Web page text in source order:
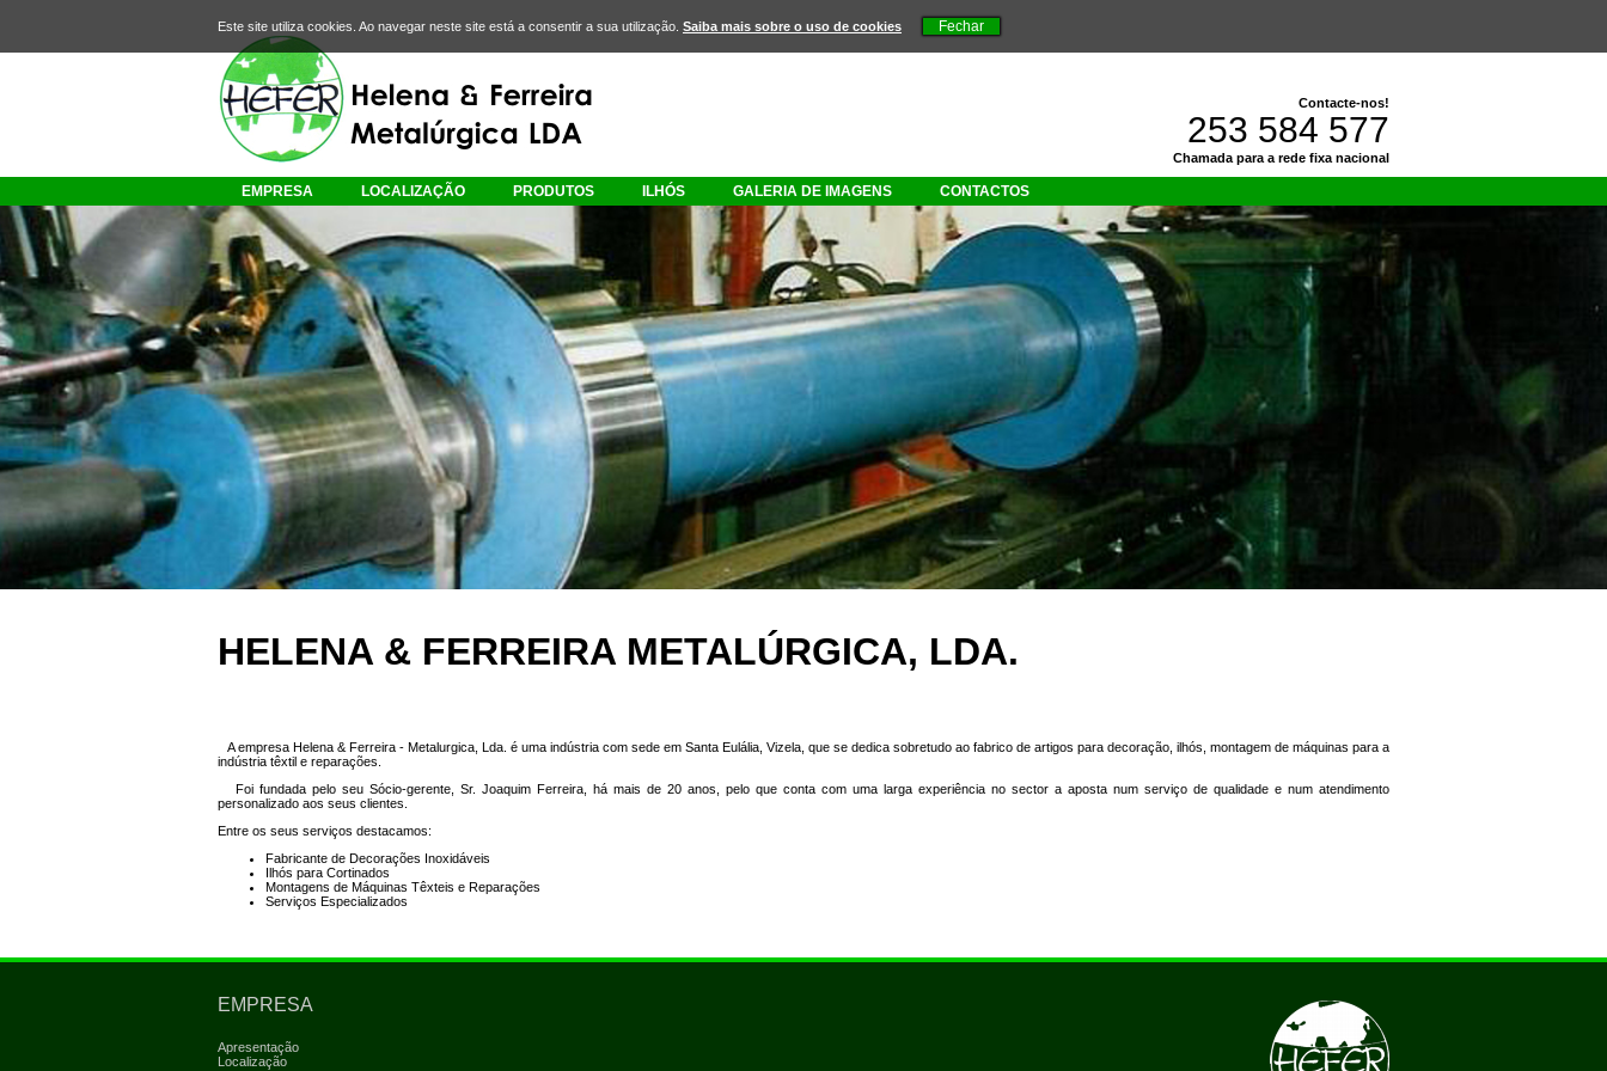
Contacte-nos!
253 584 577
Chamada para a rede fixa nacional
EMPRESA LOCALIZAÇÃO PRODUTOS ILHÓS GALERIA DE IMAGENS CONTACTOS
HELENA & FERREIRA METALÚRGICA, LDA.
A empresa Helena & Ferreira - Metalurgica, Lda. é uma indústria com sede em Santa Eulália, Vizela, que se dedica sobretudo ao fabrico de artigos para decoração, ilhós, montagem de máquinas para a
indústria têxtil e reparações.
Foi fundada pelo seu Sócio-gerente, Sr. Joaquim Ferreira, há mais de 20 anos, pelo que conta com uma larga experiência no sector a aposta num serviço de qualidade e num atendimento
personalizado aos seus clientes.
Entre os seus serviços destacamos:
Fabricante de Decorações Inoxidáveis
Ilhós para Cortinados
Montagens de Máquinas Têxteis e Reparações
Serviços Especializados
EMPRESA
Apresentação
Localização
Este site utiliza cookies. Ao navegar neste site está a consentir a sua utilização. Saiba mais sobre o uso de cookies